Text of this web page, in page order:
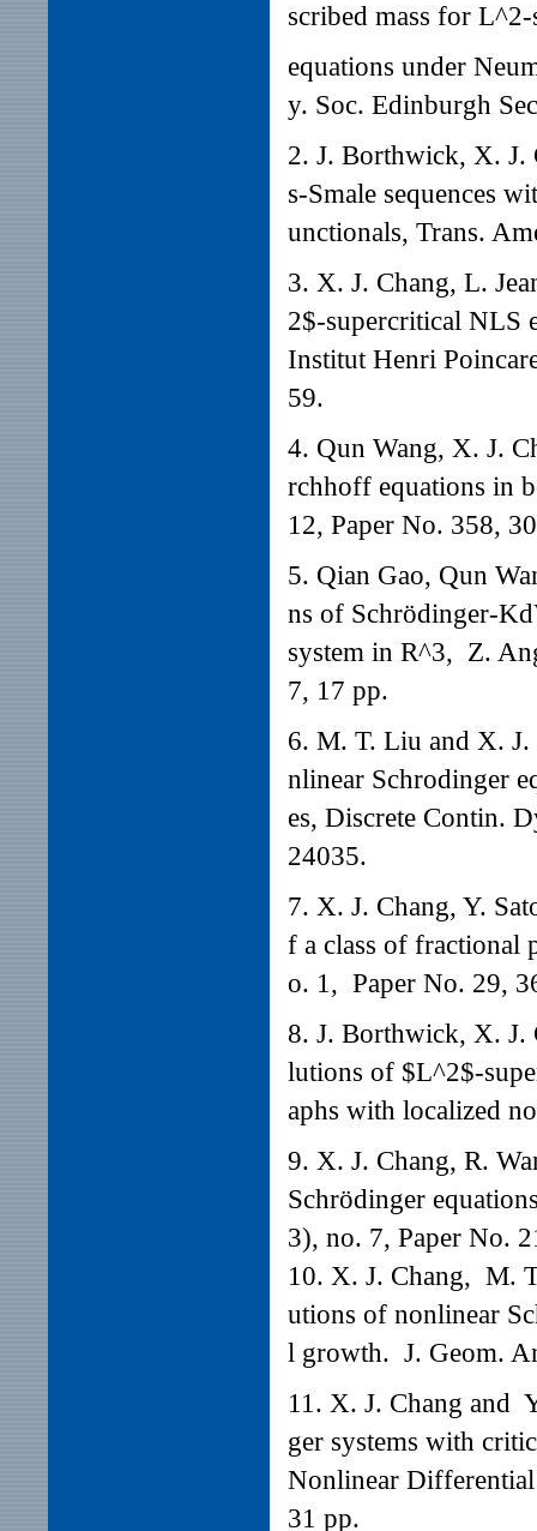
scribed mass for
equations under
y. Soc. Edinburgh
2. J. Borthwick, X. J.
s-Smale sequences
unctionals, Trans.
3. X. J. Chang, L.
2$-supercritical NLS
Institut Henri
59.
4. Qun Wang, X. J.
rchhoff equations in
12, Paper No. 358,
5. Qian Gao, Qun
ns of Schrödinger-
system in R^3, Z.
7, 17 pp.
6. M. T. Liu and X. J.
nlinear Schrodinger
es, Discrete Contin.
24035.
7. X. J. Chang, Y.
f a class of fractional
o. 1, Paper No. 29,
8. J. Borthwick, X. J.
lutions of $L^2$-
aphs with localized
9. X. J. Chang, R.
Schrödinger
3), no. 7, Paper No.
10. X. J. Chang, M.
utions of nonlinear
l growth. J. Geom.
11. X. J. Chang and
ger systems with
Nonlinear
31 pp.